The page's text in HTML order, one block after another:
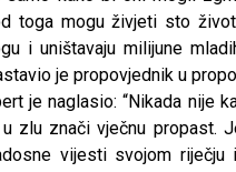
toga mogu živjeti sto
i uništavaju milijune
je propovjednik u
je naglasio: “Nikada nije
zlu znači vječnu propast.
vijesti svojom